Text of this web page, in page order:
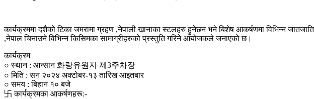
कार्यक्रममा दशैको टिका जमरामा ग्रहण ,नेपाली खानाका स्टलहरु हुनेछन भने बिशेष आकर्षणमा विभिन्न
,नेपाल चिनाउने विभिन्न किसिमका सामाग्रीहरुको प्रस्तुति गरिने आयोजकले जनाएको छ।
कार्यक्रम
○ स्थान : आन्सान 화랑유원지 제3주차장
○ मिति : सन २०२४ अक्टोबर-१३ तारिख आइतबार
○ समय : बिहान १० बजे
卐 कार्यक्रमका आकर्षणहरू:-